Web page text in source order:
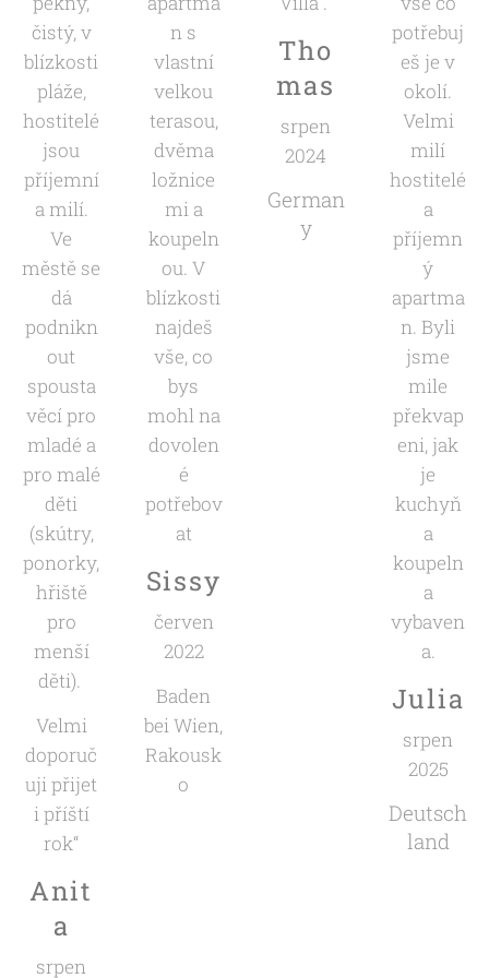
čistý, v
blízkosti
pláže,
hostitelé
jsou
příjemní
a milí.
Ve
městě se
dá
podnikn
out
spousta
věcí pro
mladé a
pro malé
děti
(skútry,
ponorky,
hřiště
pro
menší
děti).
Velmi
doporuč
uji přijet
i příští
rok“
Anit
a
srpen
n s
vlastní
velkou
terasou,
dvěma
ložnice
mi a
koupeln
ou. V
blízkosti
najdeš
vše, co
bys
mohl na
dovolen
é
potřebov
at
Sissy
červen
2022
Baden
bei Wien,
Rakousk
o
Tho
mas
srpen
2024
German
y
potřebuj
eš je v
okolí.
Velmi
milí
hostitelé
a
příjemn
ý
apartma
n. Byli
jsme
mile
překvap
eni, jak
je
kuchyň
a
koupeln
a
vybaven
a.
Julia
srpen
2025
Deutsch
land